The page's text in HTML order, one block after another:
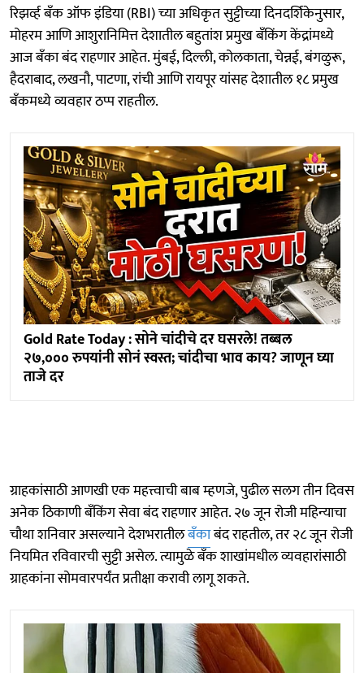
रिझर्व्ह बँक ऑफ इंडिया (RBI) च्या अधिकृत सुट्टीच्या दिनदर्शिकेनुसार,
मोहरम आणि आशुरानिमित्त देशातील बहुतांश प्रमुख बँकिंग केंद्रांमध्ये
आज बँका बंद राहणार आहेत. मुंबई, दिल्ली, कोलकाता, चेन्नई, बंगळुरू,
हैदराबाद, लखनौ, पाटणा, रांची आणि रायपूर यांसह देशातील १८ प्रमुख
बँकमध्ये व्यवहार ठप्प राहतील.
Gold Rate Today : सोने चांदीचे दर घसरले! तब्बल
२७,००० रुपयांनी सोनं स्वस्त; चांदीचा भाव काय? जाणून घ्या
ताजे दर
ग्राहकांसाठी आणखी एक महत्त्वाची बाब म्हणजे, पुढील सलग तीन दिवस
अनेक ठिकाणी बँकिंग सेवा बंद राहणार आहेत. २७ जून रोजी महिन्याचा
चौथा शनिवार असल्याने देशभरातीलबँकाबंद राहतील, तर २८ जून रोजी
नियमित रविवारची सुट्टी असेल. त्यामुळे बँक शाखांमधील व्यवहारांसाठी
ग्राहकांना सोमवारपर्यंत प्रतीक्षा करावी लागू शकते.